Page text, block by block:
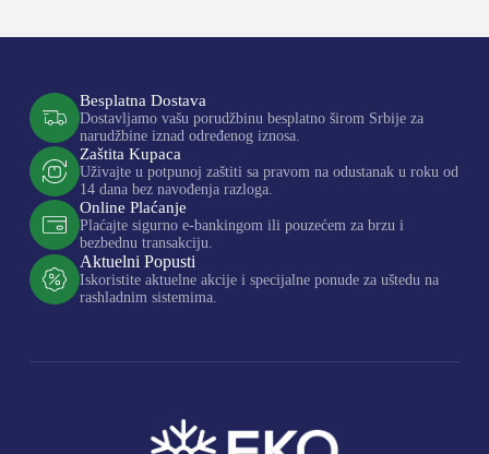
Besplatna Dostava
Dostavljamo vašu porudžbinu besplatno širom Srbije za
narudžbine iznad određenog iznosa.
Zaštita Kupaca
Uživajte u potpunoj zaštiti sa pravom na odustanak u roku od
14 dana bez navođenja razloga.
Online Plaćanje
Plaćajte sigurno e-bankingom ili pouzećem za brzu i
bezbednu transakciju.
Aktuelni Popusti
Iskoristite aktuelne akcije i specijalne ponude za uštedu na
rashladnim sistemima.